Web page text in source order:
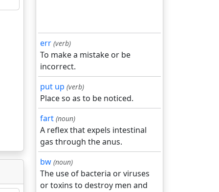
err (verb)
To make a mistake or be
incorrect.
put up (verb)
Place so as to be noticed.
fart (noun)
A reflex that expels intestinal
gas through the anus.
bw (noun)
The use of bacteria or viruses
or toxins to destroy men and